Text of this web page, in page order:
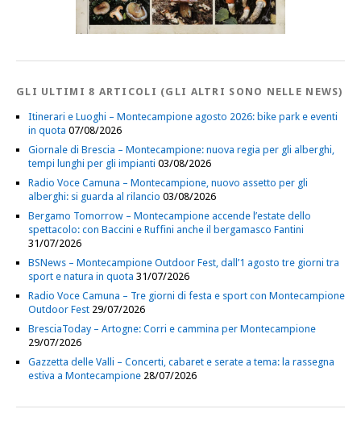
GLI ULTIMI 8 ARTICOLI (GLI ALTRI SONO NELLE NEWS)
Itinerari e Luoghi – Montecampione agosto 2026: bike park e eventi
in quota 07/08/2026
Giornale di Brescia – Montecampione: nuova regia per gli alberghi,
tempi lunghi per gli impianti 03/08/2026
Radio Voce Camuna – Montecampione, nuovo assetto per gli
alberghi: si guarda al rilancio 03/08/2026
Bergamo Tomorrow – Montecampione accende l’estate dello
spettacolo: con Baccini e Ruffini anche il bergamasco Fantini
31/07/2026
BSNews – Montecampione Outdoor Fest, dall’1 agosto tre giorni tra
sport e natura in quota 31/07/2026
Radio Voce Camuna – Tre giorni di festa e sport con Montecampione
Outdoor Fest 29/07/2026
BresciaToday – Artogne: Corri e cammina per Montecampione
29/07/2026
Gazzetta delle Valli – Concerti, cabaret e serate a tema: la rassegna
estiva a Montecampione 28/07/2026